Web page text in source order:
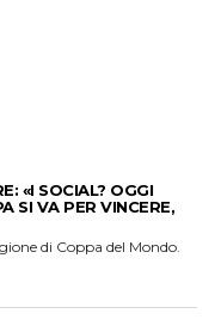
«I SOCIAL? OGGI
SI VA PER VINCERE,
di Coppa del Mondo.